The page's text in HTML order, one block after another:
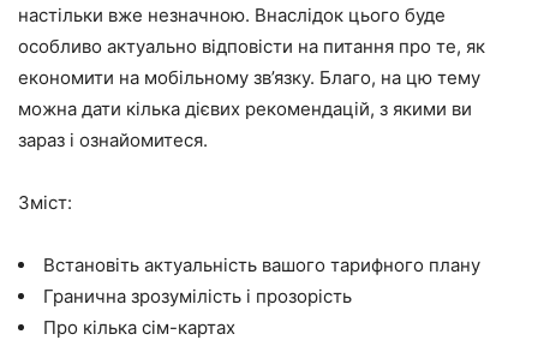
настільки вже незначною. Внаслідок цього буде
особливо актуально відповісти на питання про те, як
економити на мобільному зв’язку. Благо, на цю тему
можна дати кілька дієвих рекомендацій, з якими ви
зараз і ознайомитеся.
Зміст:
Встановіть актуальність вашого тарифного плану
Гранична зрозумілість і прозорість
Про кілька сім-картах